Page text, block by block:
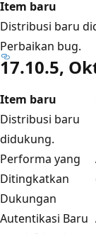
Item baru
Distribusi baru
Perbaikan bug.
17.10.5,
Item baru
Distribusi baru
didukung.
Performa yang
Ditingkatkan
Dukungan
Autentikasi Baru